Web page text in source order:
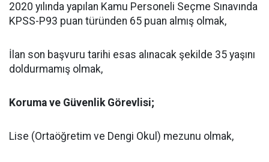
2020 yılında yapılan Kamu Personeli Seçme Sınavında
KPSS-P93 puan türünden 65 puan almış olmak,
İlan son başvuru tarihi esas alınacak şekilde 35 yaşını
doldurmamış olmak,
Koruma ve Güvenlik Görevlisi;
Lise (Ortaöğretim ve Dengi Okul) mezunu olmak,